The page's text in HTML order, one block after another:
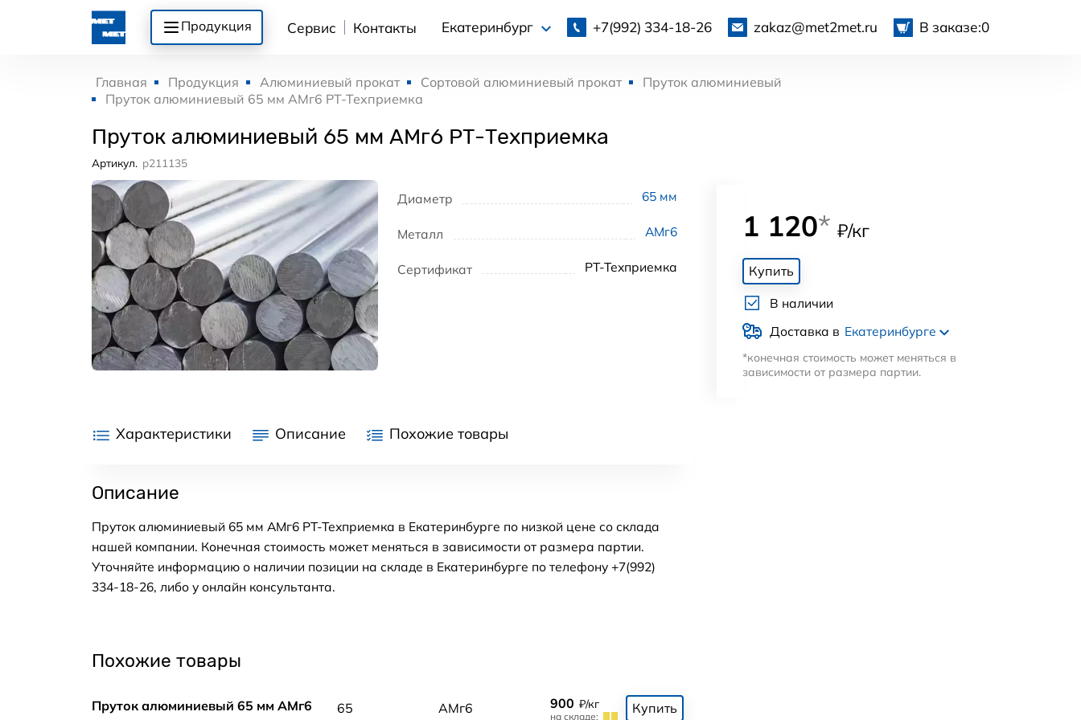
Продукция Сервис Контакты Екатеринбург +7(992) 334-18-26 zakaz@met2met.ru В заказе:0
Главная Продукция Алюминиевый прокат Сортовой алюминиевый прокат
Пруток алюминиевый
Пруток алюминиевый 65 мм АМг6 РТ-Техприемка
Пруток алюминиевый 65 мм АМг6 РТ-Техприемка
Артикул. p211135
Диаметр 65 мм
Металл АМг6
Сертификат РТ-Техприемка
1 120* ₽/кг
Купить
В наличии
Доставка в Екатеринбурге
*конечная стоимость может меняться в
зависимости от размера партии.
Характеристики Описание Похожие товары
Описание
Пруток алюминиевый 65 мм АМг6 РТ-Техприемка в Екатеринбурге по низкой цене со склада
нашей компании. Конечная стоимость может меняться в зависимости от размера партии.
Уточняйте информацию о наличии позиции на складе в Екатеринбурге по телефону +7(992)
334-18-26, либо у онлайн консультанта.
Похожие товары
Пруток алюминиевый 65 мм АМг6 65 АМг6 900 ₽/кг
на складе:
Купить